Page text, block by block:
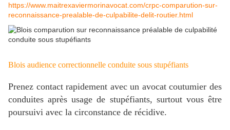
https://www.maitrexaviermorinavocat.com/crpc-comparution-sur-
reconnaissance-prealable-de-culpabilite-delit-routier.html
Blois audience correctionnelle conduite sous stupéfiants
Prenez contact rapidement avec un avocat coutumier des
conduites après usage de stupéfiants, surtout vous être
poursuivi avec la circonstance de récidive.